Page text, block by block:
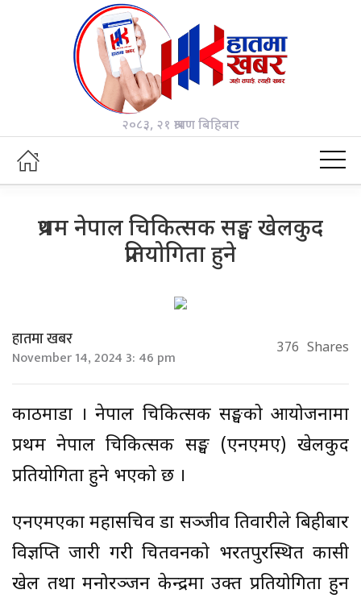
२०८३, २१ श्रावण बिहिबार
प्रथम नेपाल चिकित्सक सङ्घ खेलकुद
प्रतियोगिता हुने
हातमा खबर
November 14, 2024 3: 46 pm 376 Shares
काठमाडौँ । नेपाल चिकित्सक सङ्घको आयोजनामा
प्रथम नेपाल चिकित्सक सङ्घ (एनएमए) खेलकुद
प्रतियोगिता हुने भएको छ ।
एनएमएका महासचिव डा सञ्जीव तिवारीले बिहीबार
विज्ञप्ति जारी गरी चितवनको भरतपुरस्थित कासी
खेल तथा मनोरञ्जन केन्द्रमा उक्त प्रतियोगिता हुन